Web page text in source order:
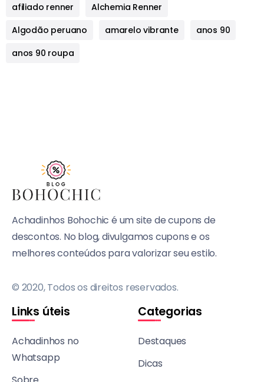
afiliado renner
Alchemia Renner
Algodão peruano
amarelo vibrante
anos 90
anos 90 roupa
Achadinhos Bohochic é um site de cupons de
descontos. No blog, divulgamos cupons e os
melhores conteúdos para valorizar seu estilo.
© 2020, Todos os direitos reservados.
Links úteis
Achadinhos no
Whatsapp
Categorias
Destaques
Dicas